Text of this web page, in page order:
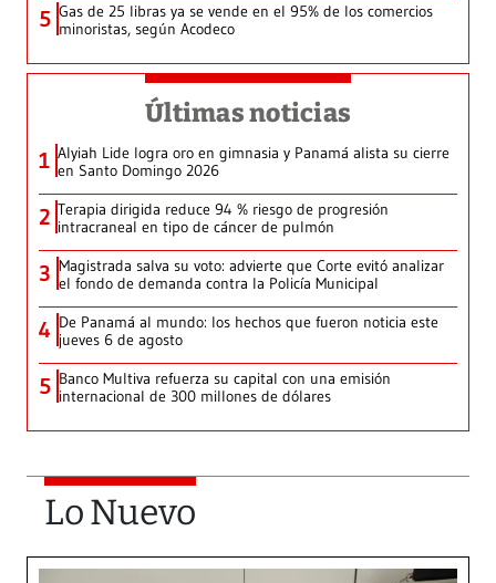
5 Gas de 25 libras ya se vende en el 95% de los comercios
minoristas, según Acodeco
Últimas noticias
1 Alyiah Lide logra oro en gimnasia y Panamá alista su cierre
en Santo Domingo 2026
2 Terapia dirigida reduce 94 % riesgo de progresión
intracraneal en tipo de cáncer de pulmón
3 Magistrada salva su voto: advierte que Corte evitó analizar
el fondo de demanda contra la Policía Municipal
4 De Panamá al mundo: los hechos que fueron noticia este
jueves 6 de agosto
5 Banco Multiva refuerza su capital con una emisión
internacional de 300 millones de dólares
Lo Nuevo